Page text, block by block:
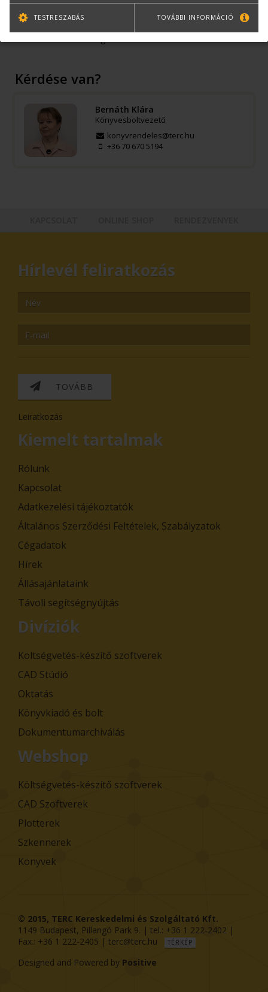
Méret:
A/5
Kötészet:
kartonált, ragasztókötött
Kérdése van?
Bernáth Klára
Könyvesboltvezető
konyvrendeles@terc.hu
+36 70 670 5194
Hírlevél feliratkozás
TOVÁBB
Leiratkozás
Kiemelt tartalmak
Rólunk
Kapcsolat
Adatkezelési tájékoztatók
Általános Szerződési Feltételek, Szabályzatok
Cégadatok
Hírek
Állásajánlataink
Távoli segítségnyújtás
Divíziók
Költségvetés-készítő szoftverek
CAD Stúdió
Oktatás
Könyvkiadó és bolt
Dokumentumarchiválás
Webshop
Költségvetés-készítő szoftverek
CAD Szoftverek
Plotterek
Szkennerek
Könyvek
© 2015, TERC Kereskedelmi és Szolgáltató Kft.
1149 Budapest, Pillangó Park 9. | tel.: +36 1 222-2402 |
Fax.: +36 1 222-2405 | terc@terc.hu TÉRKÉP
Designed and Powered by Positive
TESTRESZABÁS TOVÁBBI INFORMÁCIÓ